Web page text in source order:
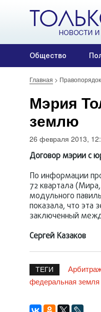
Общество
Главная > Правопорядок
Мэрия
землю
26 февраля 2013,
Договор мэрии с
По информации
72 квартала
модульного
показала, что эта
заключенный
Сергей Казаков
ТЕГИ
федеральная земля